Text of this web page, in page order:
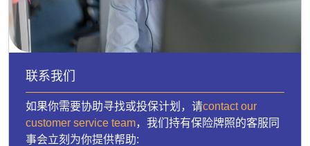
联系我们
如果你需要协助寻找或投保计划，请contact our
customer service team，我们持有保险牌照的客服同
事会立刻为你提供帮助: